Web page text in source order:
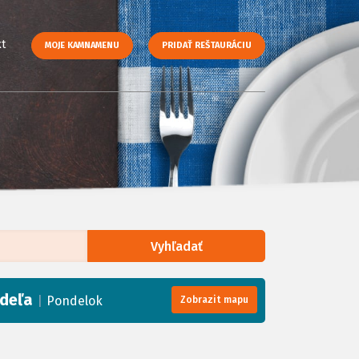
MOJE KAMNAMENU PRIDAŤ REŠTAURÁCIU
Vyhľadať
Pondelok Zobrazit mapu